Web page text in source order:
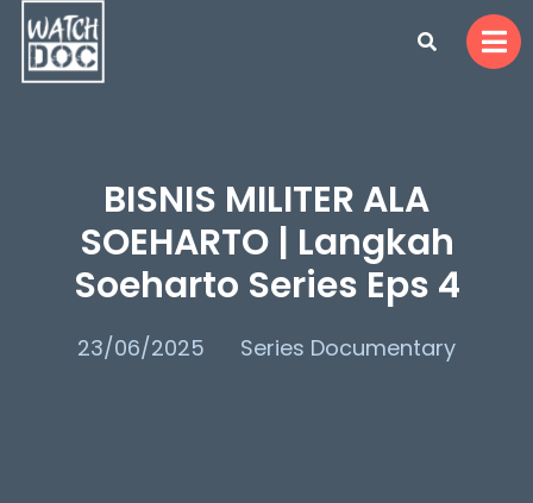
BISNIS MILITER ALA
SOEHARTO | Langkah
Soeharto Series Eps 4
23/06/2025 Series Documentary